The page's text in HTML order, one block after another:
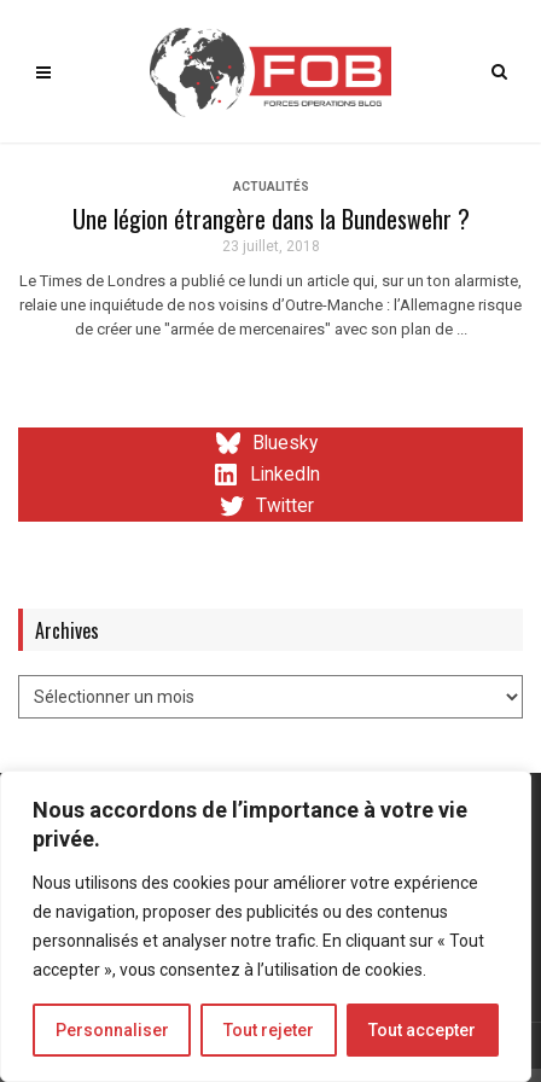
Nous accordons de l’importance à votre vie
privée.
Nous utilisons des cookies pour améliorer votre expérience
de navigation, proposer des publicités ou des contenus
personnalisés et analyser notre trafic. En cliquant sur « Tout
accepter », vous consentez à l’utilisation de cookies.
Personnaliser Tout rejeter Tout accepter
ACTUALITÉS
Une légion étrangère dans la Bundeswehr ?
23 juillet, 2018
Le Times de Londres a publié ce lundi un article qui, sur un ton alarmiste,
relaie une inquiétude de nos voisins d’Outre-Manche : l’Allemagne risque
de créer une "armée de mercenaires" avec son plan de ...
Bluesky
LinkedIn
Twitter
Archives
Mentions légales-Politique de confidentialité
Bluesky
LinkedIn
Twitter
© Forces Operations Blog - 2022